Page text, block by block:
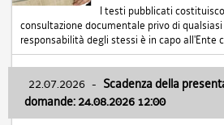
I testi pubblicati
consultazione documentale privo di
responsabilità degli stessi è in capo all'Ente
22.07.2026 - Scadenza della
domande: 24.08.2026 12:00